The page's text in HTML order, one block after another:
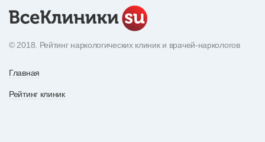
© 2018. Рейтинг наркологических клиник и врачей-наркологов
Главная
Рейтинг клиник